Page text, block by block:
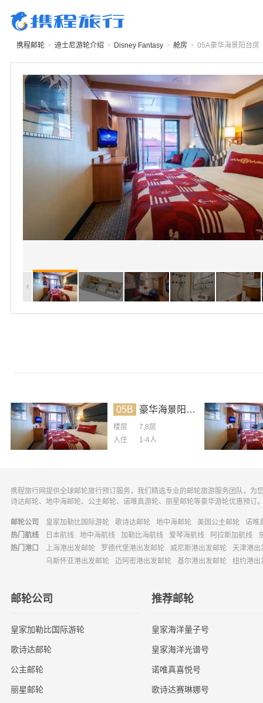
携程邮轮 > 迪士尼游轮介绍 > Disney Fantasy > 舱房 > 05A豪华海景阳台房
05B 豪华海景阳台房
楼层
7,8层
入住
1-4人
携程旅行网提供全球邮轮旅行预订服务，我们精选专业的邮轮旅游服务团队，
诗达邮轮、地中海邮轮、公主邮轮、诺唯真游轮、丽星邮轮等豪华游轮优惠预订
邮轮公司 皇家加勒比国际游轮 歌诗达邮轮 地中海邮轮 美国公主邮轮
诺唯
热门航线
日本航线 地中海航线 加勒比海航线 爱琴海航线 阿拉斯加航线
热门港口
上海港出发邮轮 罗德代堡港出发邮轮 威尼斯港出发邮轮
天津港出
乌斯怀亚港出发邮轮
迈阿密港出发邮轮 基尔港出发邮轮 纽约港出
邮轮公司
皇家加勒比国际游轮
歌诗达邮轮
公主邮轮
丽星邮轮
推荐邮轮
皇家海洋量子号
皇家海洋光谱号
诺唯真喜悦号
歌诗达赛琳娜号